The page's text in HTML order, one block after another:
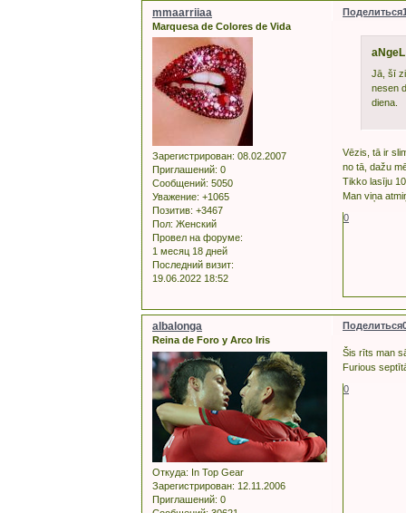
Поделиться
mmaarriiaa
Marquesa de Colores de Vida
Зарегистрирован: 08.02.2007
Приглашений: 0
Сообщений: 5050
Уважение: +1065
Позитив: +3467
Пол: Женский
Провел на форуме:
1 месяц 18 дней
Последний визит:
19.06.2022 18:52
Jā, šī
nesen
diena.
Vēzis, tā ir
no tā, dažu
Tikko lasīju
Man viņa
0
Поделиться
albalonga
Reina de Foro y Arco Iris
Откуда: In Top Gear
Зарегистрирован: 12.11.2006
Приглашений: 0
Šis rīts man
Furious
0